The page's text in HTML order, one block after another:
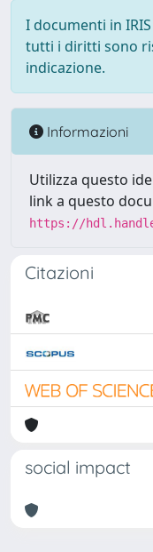
I documenti in
tutti i diritti sono
indicazione.
Informazioni
Utilizza questo
link a questo
https://
Citazioni
social impact